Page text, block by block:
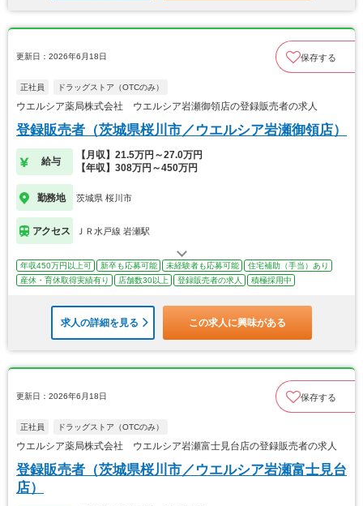
更新日：2026年6月18日 保存する
正社員 ドラッグストア（OTCのみ）
ウエルシア薬局株式会社 ウエルシア岩瀬御領店の登録販売者の求人
登録販売者（茨城県桜川市／ウエルシア岩瀬御領店）
給与
【月収】21.5万円～27.0万円
【年収】308万円～450万円
勤務地 茨城県 桜川市
アクセス ＪＲ水戸線 岩瀬駅
年収450万円以上可 新卒も応募可能 未経験者も応募可能
住宅補助（手当）あり
産休・育休取得実績有り
店舗数30以上 登録販売者の求人 積極採用中
求人の詳細を見る この求人に興味がある
更新日：2026年6月18日 保存する
正社員 ドラッグストア（OTCのみ）
ウエルシア薬局株式会社 ウエルシア岩瀬富士見台店の登録販売者の求人
登録販売者（茨城県桜川市／ウエルシア岩瀬富士見台
店）